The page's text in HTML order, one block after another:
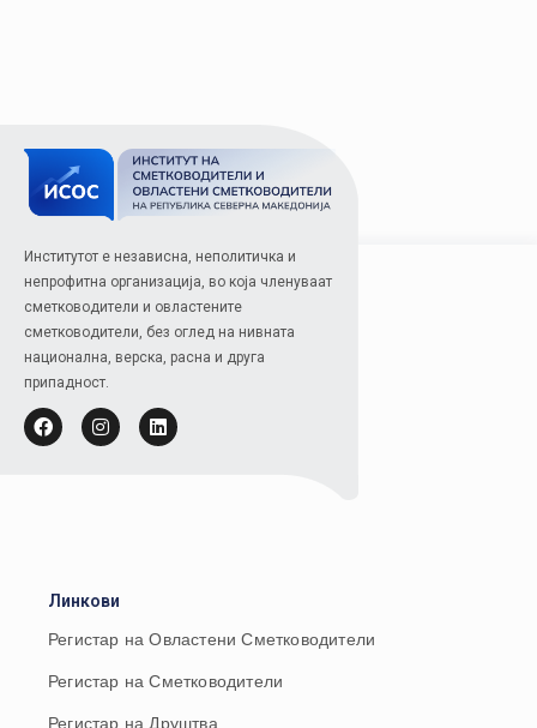
Институтот е независна, неполитичка и
непрофитна организација, во која членуваат
сметководители и овластените
сметководители, без оглед на нивната
национална, верска, расна и друга
припадност.
Линкови
Регистар на Овластени Сметководители
Регистар на Сметководители
Регистар на Друштва